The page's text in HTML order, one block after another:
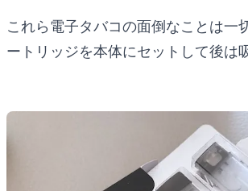
これら電子タバコの面倒なことは一
ートリッジを本体にセットして後は